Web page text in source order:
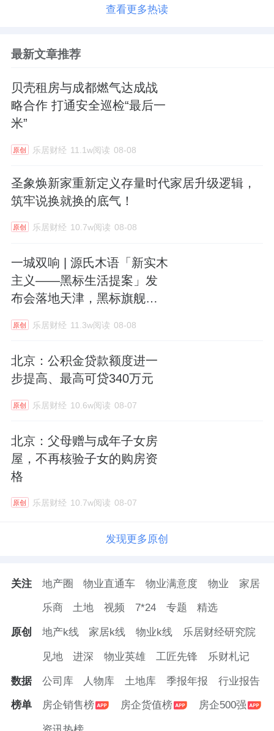
查看更多热读
最新文章推荐
贝壳租房与成都燃气达成战
略合作 打通安全巡检“最后一
米”
原创 乐居财经 11.1w阅读 08-08
圣象焕新家重新定义存量时代家居升级逻辑，
筑牢说换就换的底气！
原创 乐居财经 10.7w阅读 08-08
一城双响 | 源氏木语「新实木
主义——黑标生活提案」发
布会落地天津，黑标旗舰店
盛大启幕
原创 乐居财经 11.3w阅读 08-08
北京：公积金贷款额度进一
步提高、最高可贷340万元
原创 乐居财经 10.6w阅读 08-07
北京：父母赠与成年子女房
屋，不再核验子女的购房资
格
原创 乐居财经 10.7w阅读 08-07
发现更多原创
关注 地产圈 物业直通车 物业满意度 物业 家居
乐商 土地 视频 7*24 专题 精选
原创 地产k线 家居k线 物业k线 乐居财经研究院
见地 进深 物业英雄 工匠先锋 乐财札记
数据 公司库 人物库 土地库 季报年报 行业报告
榜单 房企销售榜 房企货值榜 房企500强